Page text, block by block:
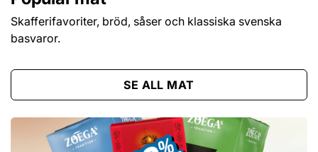
Skafferifavoriter, bröd, såser och klassiska svenska
basvaror.
SE ALL MAT